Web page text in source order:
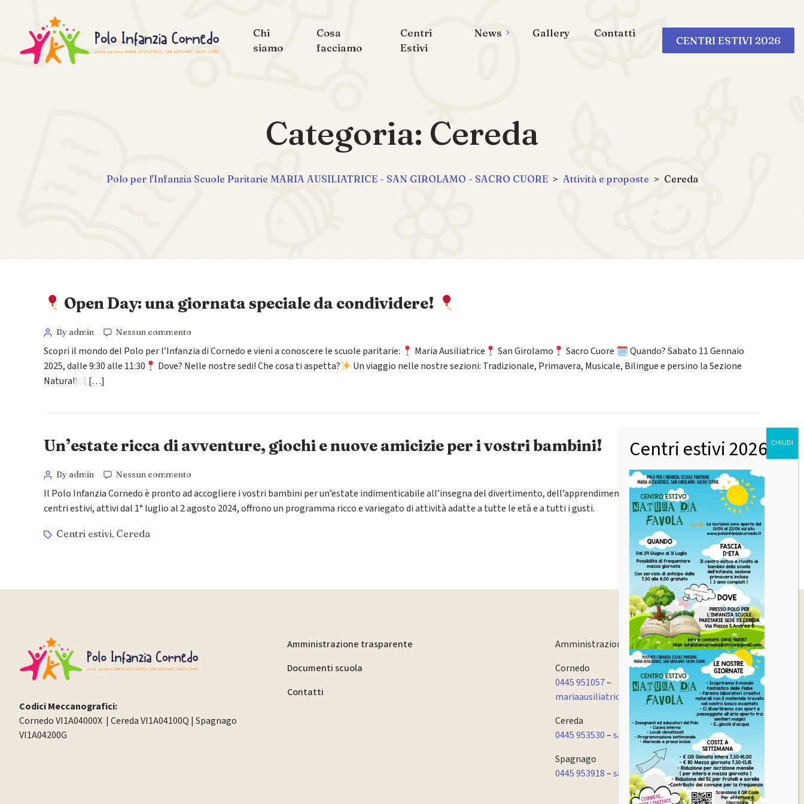
Chi
siamo
Cosa
facciamo
Centri
Estivi
News Gallery Contatti
CENTRI ESTIVI 2026
Categoria: Cereda
Polo per l'Infanzia Scuole Paritarie MARIA AUSILIATRICE - SAN GIROLAMO - SACRO CUORE > Attività e proposte > Cereda
Open Day: una giornata speciale da condividere!
By admin Nessun commento
Scopri il mondo del Polo per l’Infanzia di Cornedo e vieni a conoscere le scuole paritarie: Maria Ausiliatrice San Girolamo
Sacro Cuore 🗓 Quando? Sabato 11 Gennaio
2025, dalle 9:30 alle 11:30
Dove? Nelle nostre sedi! Che cosa ti aspetta?
Un viaggio nelle nostre sezioni: Tradizionale, Primavera, Musicale, Bilingue e persino la Sezione
Natura!🍽 […]
Un’estate ricca di avventure, giochi e nuove amicizie per i vostri bambini!
By admin Nessun commento
Il Polo Infanzia Cornedo è pronto ad accogliere i vostri bambini per un’estate indimenticabile all’insegna del divertimento, dell’apprendimento e della socializzazione. I nostri
centri estivi, attivi dal 1° luglio al 2 agosto 2024, offrono un programma ricco e variegato di attività adatte a tutte le età e a tutti i gusti.
Centri estivi, Cereda
Codici Meccanografici:
Cornedo VI1A04000X | Cereda VI1A04100Q | Spagnago
VI1A04200G
Amministrazione trasparente
Documenti scuola
Contatti
Amministrazione 0445 951057
Cornedo
0445 951057–
mariaausiliatrice.cornedo@fismvicenzapec.it
Cereda
0445 953530–sacrocuore.cornedo@fismvicenzapec.it
Spagnago
0445 953918–sangirolamo.cornedo@fismvicenzapec.it